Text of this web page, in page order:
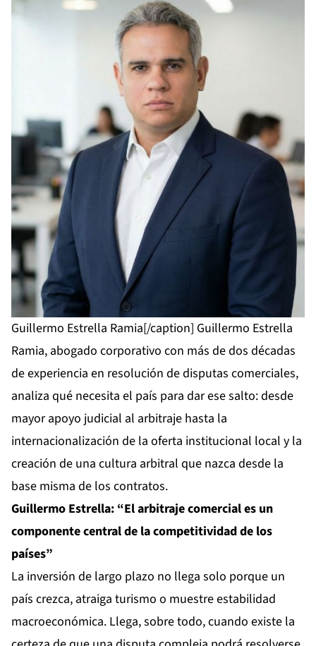
Guillermo Estrella Ramia[/caption] Guillermo Estrella
Ramia, abogado corporativo con más de dos décadas
de experiencia en resolución de disputas comerciales,
analiza qué necesita el país para dar ese salto: desde
mayor apoyo judicial al arbitraje hasta la
internacionalización de la oferta institucional local y la
creación de una cultura arbitral que nazca desde la
base misma de los contratos.
Guillermo Estrella: “El arbitraje comercial es un
componente central de la competitividad de los
países”
La inversión de largo plazo no llega solo porque un
país crezca, atraiga turismo o muestre estabilidad
macroeconómica. Llega, sobre todo, cuando existe la